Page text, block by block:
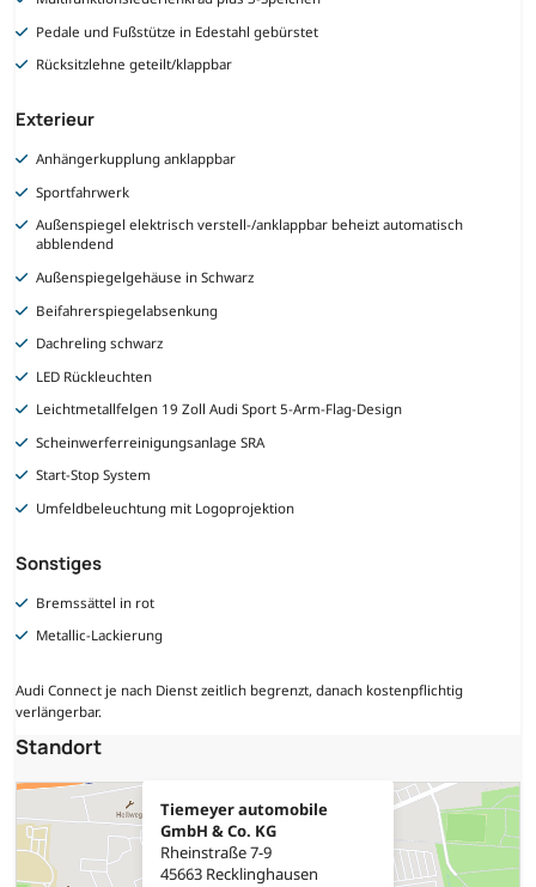
Pedale und Fußstütze in Edestahl gebürstet
Rücksitzlehne geteilt/klappbar
Exterieur
Anhängerkupplung anklappbar
Sportfahrwerk
Außenspiegel elektrisch verstell-/anklappbar beheizt automatisch
abblendend
Außenspiegelgehäuse in Schwarz
Beifahrerspiegelabsenkung
Dachreling schwarz
LED Rückleuchten
Leichtmetallfelgen 19 Zoll Audi Sport 5-Arm-Flag-Design
Scheinwerferreinigungsanlage SRA
Start-Stop System
Umfeldbeleuchtung mit Logoprojektion
Sonstiges
Bremssättel in rot
Metallic-Lackierung
Audi Connect je nach Dienst zeitlich begrenzt, danach kostenpflichtig
verlängerbar.
Standort
Tiemeyer automobile
GmbH & Co. KG
Rheinstraße 7-9
45663 Recklinghausen